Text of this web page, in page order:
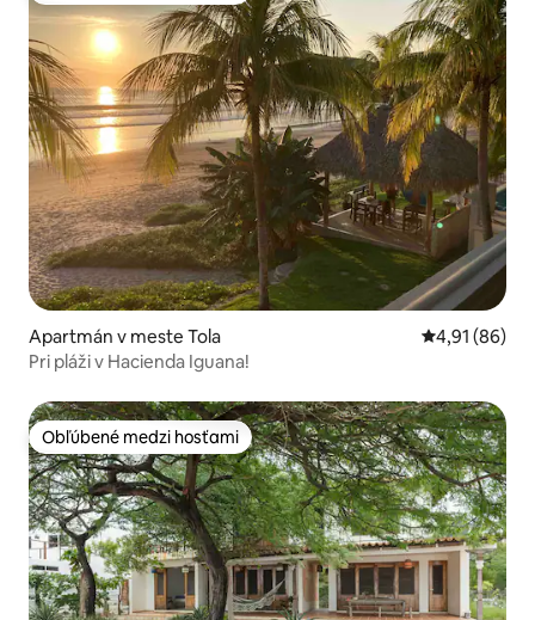
Apartmán v meste Tola Priemerné
4,91 (86)
Pri pláži v Hacienda Iguana!
Obľúbené medzi hosťami
Obľúbené medzi hosťami